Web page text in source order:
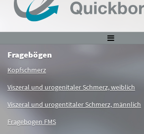
Fragebögen
Kopfschmerz
Viszeral und urogenitaler Schmerz, weiblich
Viszeral und urogentitaler Schmerz, männlich
Fragebogen FMS